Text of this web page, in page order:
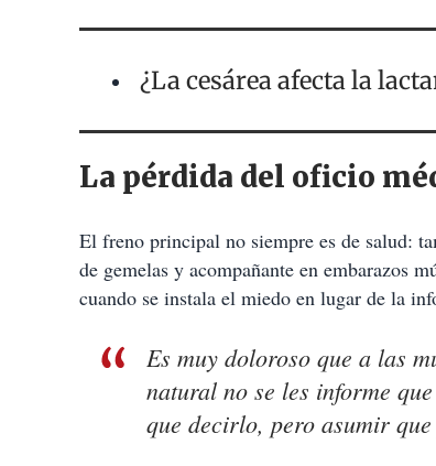
¿La cesárea afecta la
La pérdida del oficio
El freno principal no siempre es de salud:
de gemelas y acompañante en embarazos
cuando se instala el miedo en lugar de la
Es muy doloroso que a las
natural no se les informe
que decirlo, pero asumir